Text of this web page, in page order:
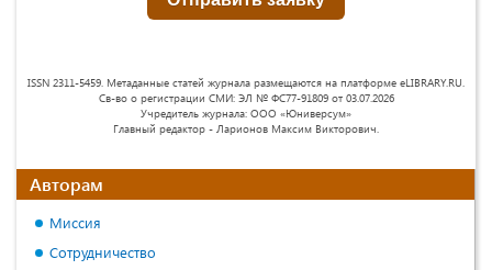
ISSN 2311-5459. Метаданные статей журнала размещаются на платформе eLIBRARY.RU.
Св-во о регистрации СМИ: ЭЛ № ФС77-91809 от 03.07.2026
Учредитель журнала: ООО «Юниверсум»
Главный редактор - Ларионов Максим Викторович.
Авторам
Миссия
Сотрудничество